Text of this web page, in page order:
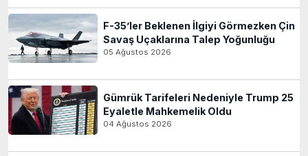
F-35’ler Beklenen İlgiyi Görmezken Çin
Savaş Uçaklarına Talep Yoğunluğu
05 Ağustos 2026
Gümrük Tarifeleri Nedeniyle Trump 25
Eyaletle Mahkemelik Oldu
04 Ağustos 2026